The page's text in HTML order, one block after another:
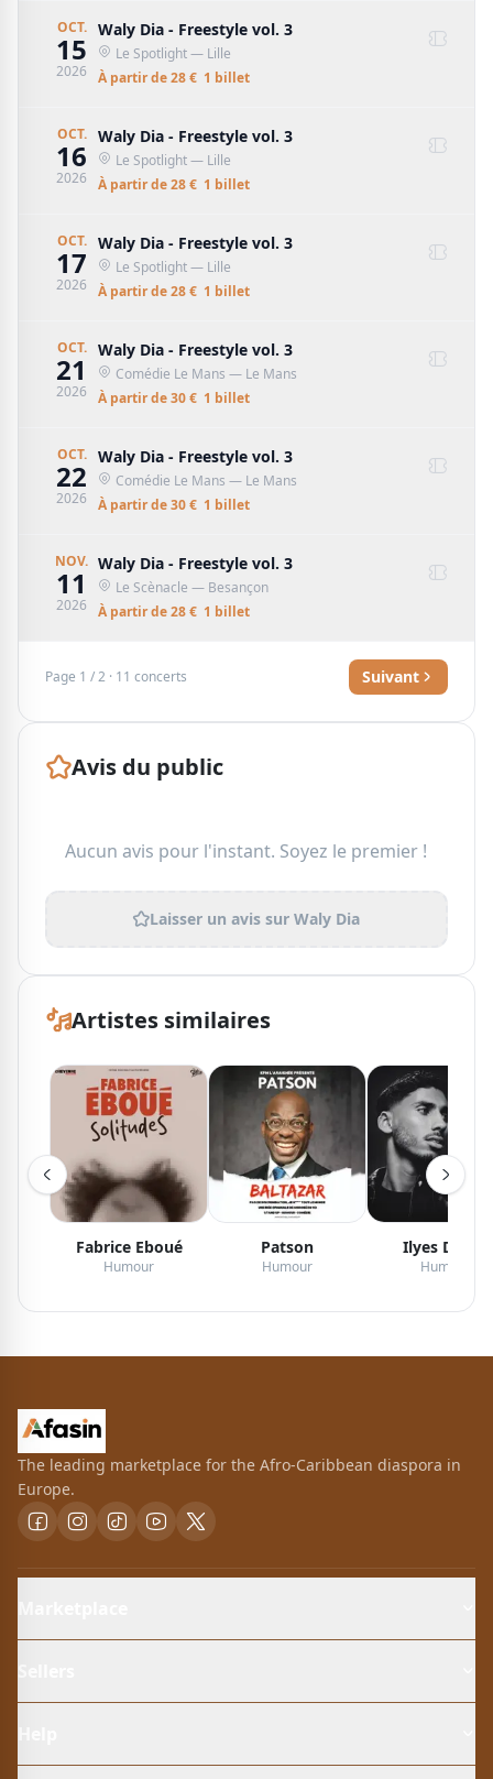
OCT.
15
2026
Waly Dia - Freestyle vol. 3
Le Spotlight— Lille
À partir de28€ 1 billet
OCT.
16
2026
Waly Dia - Freestyle vol. 3
Le Spotlight— Lille
À partir de28€ 1 billet
OCT.
17
2026
Waly Dia - Freestyle vol. 3
Le Spotlight— Lille
À partir de28€ 1 billet
OCT.
21
2026
Waly Dia - Freestyle vol. 3
Comédie Le Mans — Le Mans
À partir de30€ 1 billet
OCT.
22
2026
Waly Dia - Freestyle vol. 3
Comédie Le Mans — Le Mans
À partir de30€ 1 billet
NOV.
11
2026
Waly Dia - Freestyle vol. 3
Le Scènacle — Besançon
À partir de28€ 1 billet
Page 1 /2 · 11 concerts Suivant
Avis du public
Aucun avis pour l'instant. Soyez le premier !
Laisser un avis surWaly Dia
Artistes similaires
Fabrice Eboué
Humour
Patson
Humour
Ilyes Djadel
Humour
The leading marketplace for the Afro-Caribbean diaspora in
Europe.